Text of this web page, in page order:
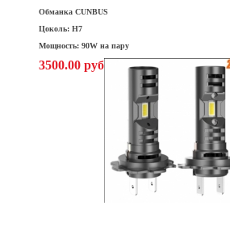
Обманка CUNBUS
Цоколь: H7
Мощность: 90W на пару
3500.00 руб